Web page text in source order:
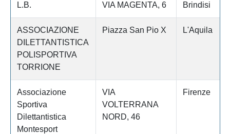
L.B. VIA MAGENTA, 6 Brindisi
ASSOCIAZIONE
DILETTANTISTICA
POLISPORTIVA
TORRIONE
Piazza San Pio X L'Aquila
Associazione
Sportiva
Dilettantistica
Montesport
VIA
VOLTERRANA
NORD, 46
Firenze